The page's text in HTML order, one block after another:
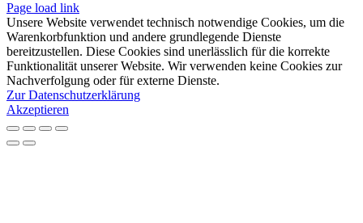
Page load link
Unsere Website verwendet technisch notwendige Cookies, um die
Warenkorbfunktion und andere grundlegende Dienste
bereitzustellen. Diese Cookies sind unerlässlich für die korrekte
Funktionalität unserer Website. Wir verwenden keine Cookies zur
Nachverfolgung oder für externe Dienste.
Zur Datenschutzerklärung
Akzeptieren